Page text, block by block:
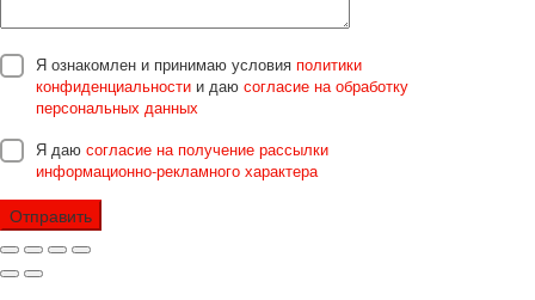
Я ознакомлен и принимаю условия политики
конфиденциальности и даю согласие на обработку
персональных данных
Я даю согласие на получение рассылки
информационно-рекламного характера